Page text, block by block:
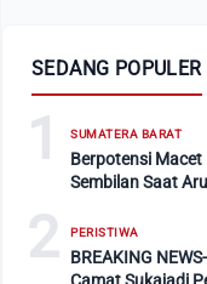
SEDANG POPULER
1 SUMATERA BARAT
Berpotensi Macet
Sembilan Saat
2 PERISTIWA
BREAKING